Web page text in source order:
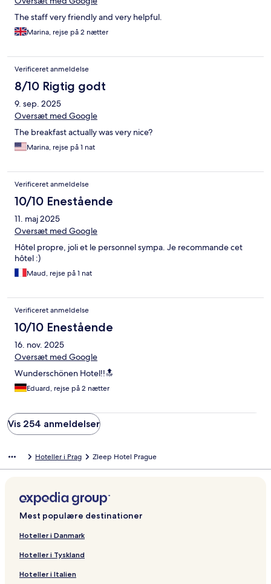
The staff very friendly and very helpful.
Marina, rejse på 2 nætter
Verificeret anmeldelse
8/10 Rigtig godt
9. sep. 2025
Oversæt med Google
The breakfast actually was very nice?
Marina, rejse på 1 nat
Verificeret anmeldelse
10/10 Enestående
11. maj 2025
Oversæt med Google
Hôtel propre, joli et le personnel sympa. Je recommande cet
hôtel :)
Maud, rejse på 1 nat
Verificeret anmeldelse
10/10 Enestående
16. nov. 2025
Oversæt med Google
Wunderschönen Hotel!!🔝
Eduard, rejse på 2 nætter
Vis 254 anmeldelser
Hoteller i Prag Zleep Hotel Prague
Mest populære destinationer
Hoteller i Danmark
Hoteller i Tyskland
Hoteller i Italien